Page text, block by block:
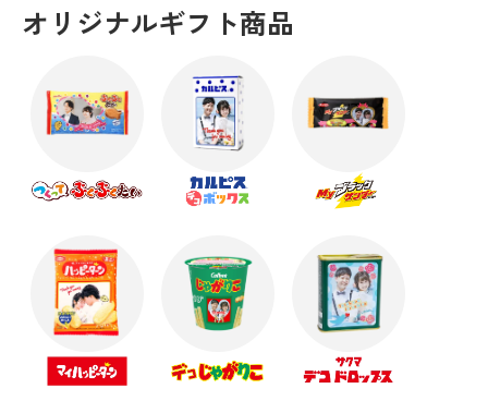
オリジナルギフト商品